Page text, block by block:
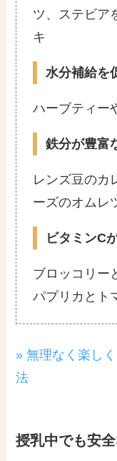
ツ、ステビア
キ
水分補給を
ハーブティー
鉄分が豊富
レンズ豆のカ
ーズのオムレ
ビタミンC
ブロッコリー
パプリカとト
» 無理なく楽し
法
授乳中でも安